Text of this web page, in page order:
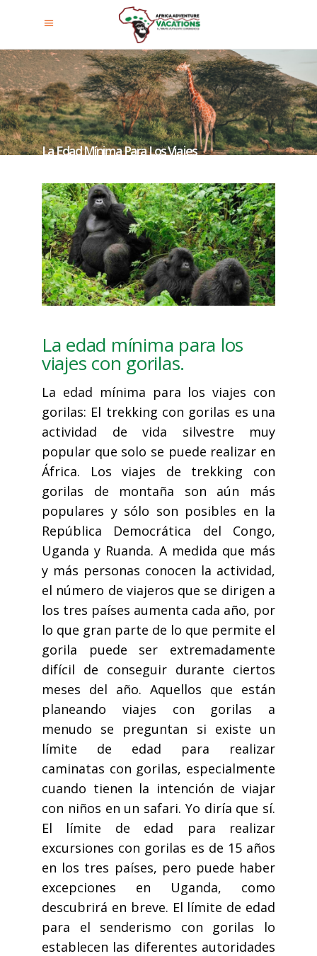
La Edad Mínima Para Los Viajes
Con Gorilas.
La edad mínima para los
viajes con gorilas.
La edad mínima para los viajes con
gorilas: El trekking con gorilas es una
actividad de vida silvestre muy
popular que solo se puede realizar en
África. Los viajes de trekking con
gorilas de montaña son aún más
populares y sólo son posibles en la
República Democrática del Congo,
Uganda y Ruanda. A medida que más
y más personas conocen la actividad,
el número de viajeros que se dirigen a
los tres países aumenta cada año, por
lo que gran parte de lo que permite el
gorila puede ser extremadamente
difícil de conseguir durante ciertos
meses del año. Aquellos que están
planeando viajes con gorilas a
menudo se preguntan si existe un
límite de edad para realizar
caminatas con gorilas, especialmente
cuando tienen la intención de viajar
con niños en un safari. Yo diría que sí.
El límite de edad para realizar
excursiones con gorilas es de 15 años
en los tres países, pero puede haber
excepciones en Uganda, como
descubrirá en breve. El límite de edad
para el senderismo con gorilas lo
establecen las diferentes autoridades